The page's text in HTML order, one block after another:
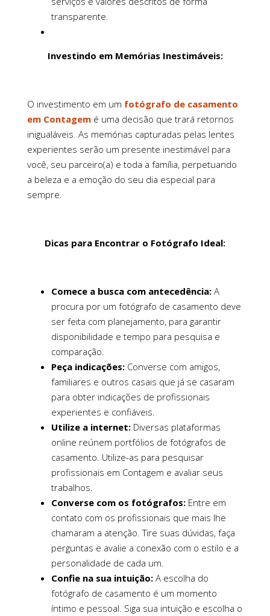
transparente.
Investindo em Memórias Inestimáveis:
O investimento em um fotógrafo de casamento
em Contagem é uma decisão que trará retornos
inigualáveis. As memórias capturadas pelas lentes
experientes serão um presente inestimável para
você, seu parceiro(a) e toda a família, perpetuando
a beleza e a emoção do seu dia especial para
sempre.
Dicas para Encontrar o Fotógrafo Ideal:
Comece a busca com antecedência: A
procura por um fotógrafo de casamento deve
ser feita com planejamento, para garantir
disponibilidade e tempo para pesquisa e
comparação.
Peça indicações: Converse com amigos,
familiares e outros casais que já se casaram
para obter indicações de profissionais
experientes e confiáveis.
Utilize a internet: Diversas plataformas
online reúnem portfólios de fotógrafos de
casamento. Utilize-as para pesquisar
profissionais em Contagem e avaliar seus
trabalhos.
Converse com os fotógrafos: Entre em
contato com os profissionais que mais lhe
chamaram a atenção. Tire suas dúvidas, faça
perguntas e avalie a conexão com o estilo e a
personalidade de cada um.
Confie na sua intuição: A escolha do
fotógrafo de casamento é um momento
íntimo e pessoal. Siga sua intuição e escolha o